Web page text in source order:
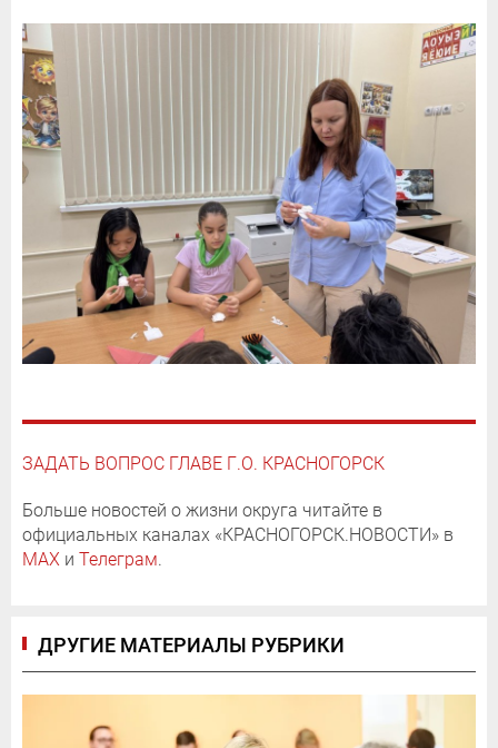
ЗАДАТЬ ВОПРОС ГЛАВЕ Г.О. КРАСНОГОРСК
Больше новостей о жизни округа читайте в
официальных каналах «КРАСНОГОРСК.НОВОСТИ» в
MAX и Телеграм.
ДРУГИЕ МАТЕРИАЛЫ РУБРИКИ